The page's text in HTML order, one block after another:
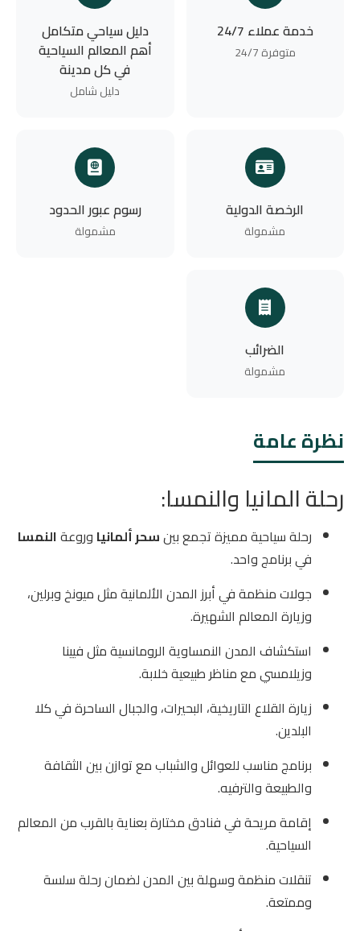
خدمة عملاء 24/7
متوفرة 24/7
دليل سياحي متكامل
أهم المعالم السياحية
في كل مدينة
دليل شامل
الرخصة الدولية
مشمولة
رسوم عبور الحدود
مشمولة
الضرائب
مشمولة
نظرة عامة
رحلة المانيا والنمسا:
رحلة سياحية مميزة تجمع بينسحر ألمانيا وروعةالنمسا
في برنامج واحد.
جولات منظمة في أبرز المدن الألمانية مثل ميونخ وبرلين،
وزيارة المعالم الشهيرة.
استكشاف المدن النمساوية الرومانسية مثل فيينا
وزيلامسي مع مناظر طبيعية خلابة.
زيارة القلاع التاريخية، البحيرات، والجبال الساحرة في كلا
البلدين.
برنامج مناسب للعوائل والشباب مع توازن بين الثقافة
والطبيعة والترفيه.
إقامة مريحة في فنادق مختارة بعناية بالقرب من المعالم
السياحية.
تنقلات منظمة وسهلة بين المدن لضمان رحلة سلسة
وممتعة.